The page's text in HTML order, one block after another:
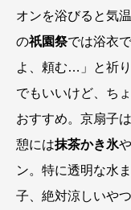
オンを浴びると気
の祇園祭では浴衣
よ、頼む…」と祈
でもいいけど、ち
おすすめ。京扇子
憩には抹茶かき氷や
ン。特に透明な水
子、絶対涼しいや